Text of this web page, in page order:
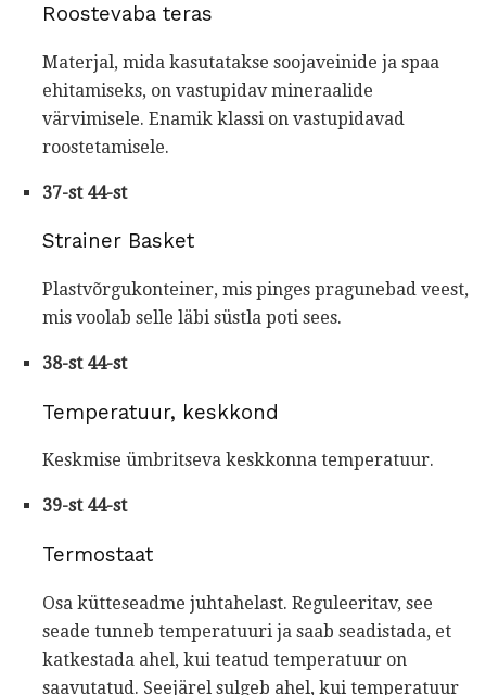
Roostevaba teras
Materjal, mida kasutatakse soojaveinide ja spaa
ehitamiseks, on vastupidav mineraalide
värvimisele. Enamik klassi on vastupidavad
roostetamisele.
37-st 44-st
Strainer Basket
Plastvõrgukonteiner, mis pinges pragunebad veest,
mis voolab selle läbi süstla poti sees.
38-st 44-st
Temperatuur, keskkond
Keskmise ümbritseva keskkonna temperatuur.
39-st 44-st
Termostaat
Osa kütteseadme juhtahelast. Reguleeritav, see
seade tunneb temperatuuri ja saab seadistada, et
katkestada ahel, kui teatud temperatuur on
saavutatud. Seejärel sulgeb ahel, kui temperatuur